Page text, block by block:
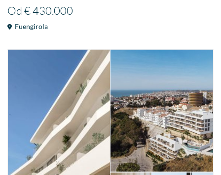
Od€ 430.000
Fuengirola